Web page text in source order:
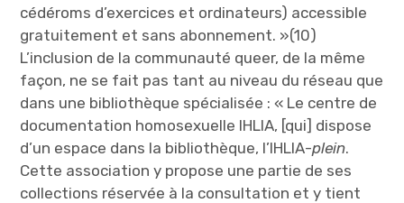
cédéroms d’exercices et ordinateurs) accessible
gratuitement et sans abonnement. »(10)
L’inclusion de la communauté queer, de la même
façon, ne se fait pas tant au niveau du réseau que
dans une bibliothèque spécialisée : « Le centre de
documentation homosexuelle IHLIA, [qui] dispose
d’un espace dans la bibliothèque, l’IHLIA-plein.
Cette association y propose une partie de ses
collections réservée à la consultation et y tient